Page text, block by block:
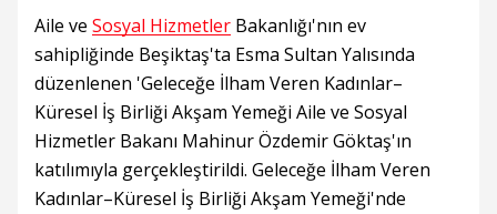
Aile ve Sosyal Hizmetler Bakanlığı'nın ev
sahipliğinde Beşiktaş'ta Esma Sultan Yalısında
düzenlenen 'Geleceğe İlham Veren Kadınlar–
Küresel İş Birliği Akşam Yemeği Aile ve Sosyal
Hizmetler Bakanı Mahinur Özdemir Göktaş'ın
katılımıyla gerçekleştirildi. Geleceğe İlham Veren
Kadınlar–Küresel İş Birliği Akşam Yemeği'nde